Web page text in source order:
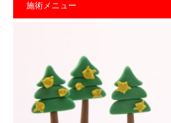
施術メニュー